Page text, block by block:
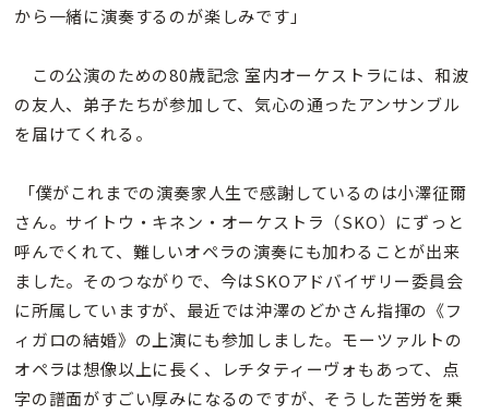
から一緒に演奏するのが楽しみです」
この公演のための80歳記念 室内オーケストラには、和波
の友人、弟子たちが参加して、気心の通ったアンサンブル
を届けてくれる。
「僕がこれまでの演奏家人生で感謝しているのは小澤征爾
さん。サイトウ・キネン・オーケストラ（SKO）にずっと
呼んでくれて、難しいオペラの演奏にも加わることが出来
ました。そのつながりで、今はSKOアドバイザリー委員会
に所属していますが、最近では沖澤のどかさん指揮の《フ
ィガロの結婚》の上演にも参加しました。モーツァルトの
オペラは想像以上に長く、レチタティーヴォもあって、点
字の譜面がすごい厚みになるのですが、そうした苦労を乗